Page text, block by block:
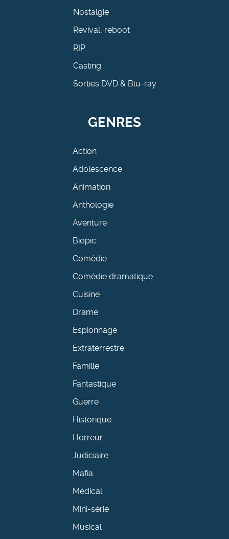
Nostalgie
Revival, reboot
RIP
Casting
Sorties DVD & Blu-ray
GENRES
Action
Adolescence
Animation
Anthologie
Aventure
Biopic
Comédie
Comédie dramatique
Cuisine
Drame
Espionnage
Extraterrestre
Famille
Fantastique
Guerre
Historique
Horreur
Judiciaire
Mafia
Médical
Mini-série
Musical